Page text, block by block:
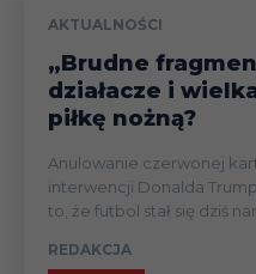
AKTUALNOŚCI
„Brudne
działacze i
piłkę nożną?
Anulowanie czerwonej
interwencji Donalda
to, że futbol stał się dziś
REDAKCJA